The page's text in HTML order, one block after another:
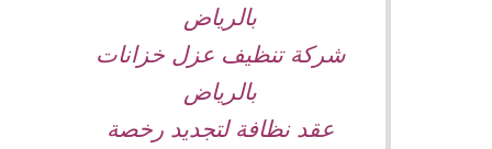
بالرياض
شركة تنظيف عزل خزانات
بالرياض
عقد نظافة لتجديد رخصة